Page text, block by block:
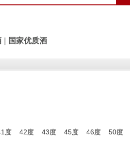
国家优质酒
度 42度 43度 45度 46度 50度